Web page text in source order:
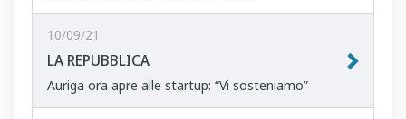
10/09/21
LA REPUBBLICA
Auriga ora apre alle startup: “Vi sosteniamo”